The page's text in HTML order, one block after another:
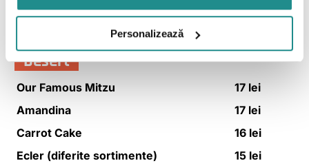
Personalizează
Sandwich cu Salami
18 lei
Desert
Our Famous Mitzu
17 lei
Amandina
17 lei
Carrot Cake
16 lei
Ecler (diferite sortimente)
15 lei